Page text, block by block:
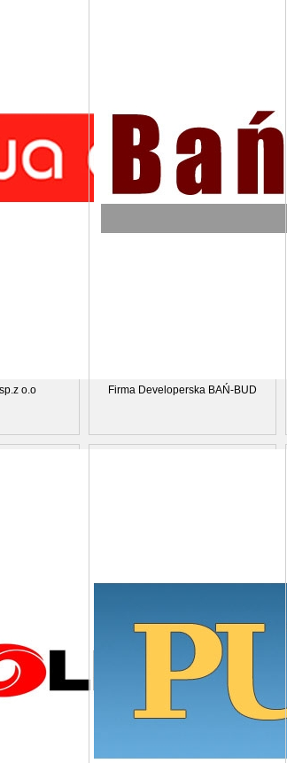
o.o Firma Developerska BAŃ-BUD